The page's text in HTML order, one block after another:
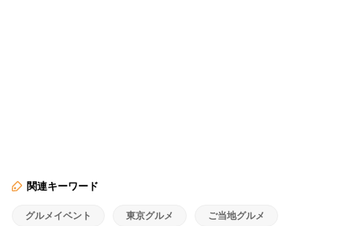
関連キーワード
グルメイベント 東京グルメ ご当地グルメ